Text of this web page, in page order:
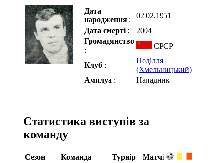
Дата
народження :
02.02.1951
Дата смерті :
2004
Громадянство
:
СРСР
Клуб :
Поділля
(Хмельницький)
Амплуа : Нападник
Статистика виступів за
команду
Сезон Команда Турнір Матчі